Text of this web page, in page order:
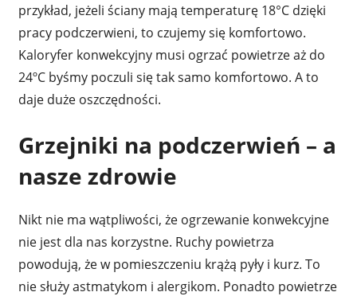
przykład, jeżeli ściany mają temperaturę 18°C dzięki
pracy podczerwieni, to czujemy się komfortowo.
Kaloryfer konwekcyjny musi ogrzać powietrze aż do
24ºC byśmy poczuli się tak samo komfortowo. A to
daje duże oszczędności.
Grzejniki na podczerwień – a
nasze zdrowie
Nikt nie ma wątpliwości, że ogrzewanie konwekcyjne
nie jest dla nas korzystne. Ruchy powietrza
powodują, że w pomieszczeniu krążą pyły i kurz. To
nie służy astmatykom i alergikom. Ponadto powietrze